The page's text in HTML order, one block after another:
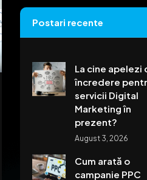
Postari recente
La cine apelezi
încredere
servicii Digital
Marketing în
prezent?
August 3, 2026
Cum arată o
campanie PPC